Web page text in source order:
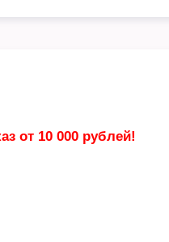
от 10 000 рублей!